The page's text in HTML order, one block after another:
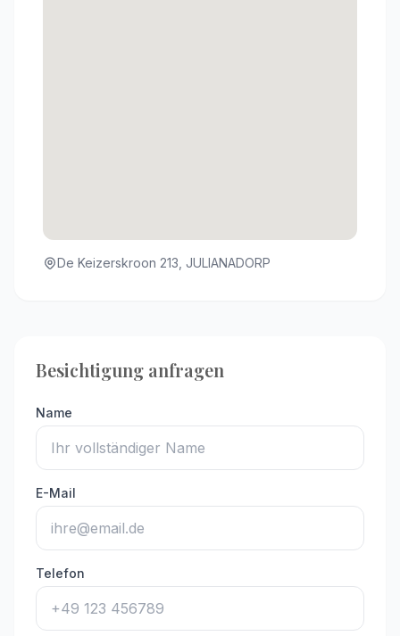
De Keizerskroon 213, JULIANADORP
Besichtigung anfragen
Name
E-Mail
Telefon